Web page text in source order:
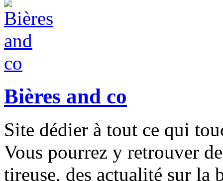
Bières and co
Site dédier à tout ce qui
Vous pourrez y retrouver
tireuse, des actualité sur la